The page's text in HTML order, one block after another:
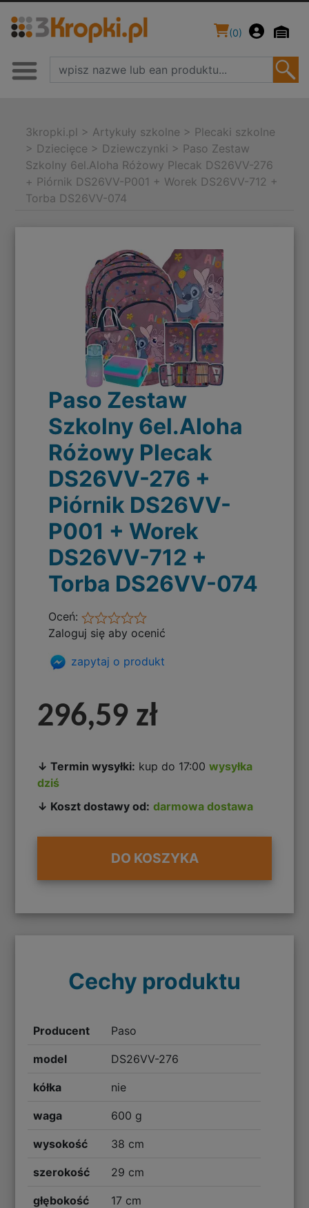
(0)
3kropki.pl > Artykuły szkolne > Plecaki szkolne
> Dziecięce > Dziewczynki > Paso Zestaw
Szkolny 6el.Aloha Różowy Plecak DS26VV-276
+ Piórnik DS26VV-P001 + Worek DS26VV-712 +
Torba DS26VV-074
Paso Zestaw
Szkolny 6el.Aloha
Różowy Plecak
DS26VV-276 +
Piórnik DS26VV-
P001 + Worek
DS26VV-712 +
Torba DS26VV-074
Oceń:
Zaloguj się aby ocenić
zapytaj o produkt
296,59 zł
↓ Termin wysyłki: kup do 17:00wysyłka
dziś
↓ Koszt dostawy od: darmowa dostawa
DO KOSZYKA
Cechy produktu
Producent Paso
model DS26VV-276
kółka nie
waga 600 g
wysokość 38 cm
szerokość 29 cm
głębokość 17 cm